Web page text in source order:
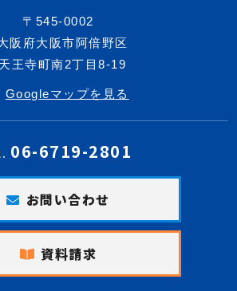
〒545-0002
阪府大阪市阿倍野区
天王寺町南2丁目8-19
Googleマップを見る
06-6719-2801
お問い合わせ
資料請求